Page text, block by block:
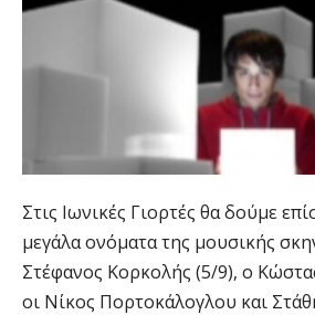
Στις Ιωνικές Γιορτές θα δούμε
μεγάλα ονόματα της μουσικής
Στέφανος Κορκολής (5/9), ο
οι Νίκος Πορτοκάλογλου και